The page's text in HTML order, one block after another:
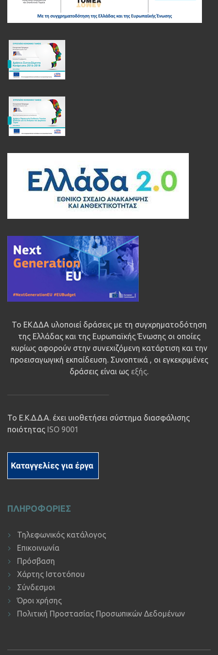
Το ΕΚΔΔΑ υλοποιεί δράσεις με τη συγχρηματοδότηση
της Ελλάδας και της Ευρωπαϊκής Ένωσης οι οποίες
κυρίως αφορούν στην συνεχιζόμενη κατάρτιση και την
προεισαγωγική εκπαίδευση. Συνοπτικά , οι εγκεκριμένες
δράσεις είναι ως εξής.
Το Ε.Κ.Δ.Δ.Α. έχει υιοθετήσει σύστημα διασφάλισης
ποιότητας ISO 9001
ΠΛΗΡΟΦΟΡΙΕΣ
Τηλεφωνικός κατάλογος
Επικοινωνία
Πρόσβαση
Χάρτης Ιστοτόπου
Σύνδεσμοι
Όροι χρήσης
Πολιτική Προστασίας Προσωπικών Δεδομένων